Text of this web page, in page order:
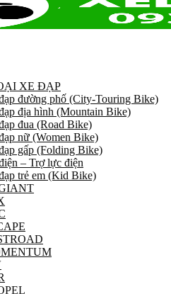
XE ĐẠP
đường phố (City-Touring Bike)
địa hình (Mountain Bike)
đua (Road Bike)
nữ (Women Bike)
gấp (Folding Bike)
– Trợ lực điện
trẻ em (Kid Bike)